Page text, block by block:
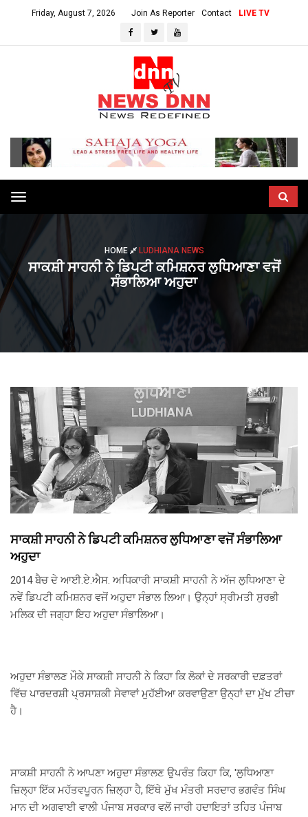
Friday, August 7, 2026 Join As Reporter Contact LIVE TV
Toggle
navigation
HOME LUDHIANA NEWS
ਸਾਕਸ਼ੀ ਸਾਹਨੀ ਨੇ ਡਿਪਟੀ ਕਮਿਸ਼ਨਰ ਲੁਧਿਆਣਾ ਵਜੋਂ
ਸੰਭਾਲਿਆ ਅਹੁਦਾ
ਸਾਕਸ਼ੀ ਸਾਹਨੀ ਨੇ ਡਿਪਟੀ ਕਮਿਸ਼ਨਰ ਲੁਧਿਆਣਾ ਵਜੋਂ ਸੰਭਾਲਿਆ
ਅਹੁਦਾ
2014 ਬੈਚ ਦੇ ਆਈ.ਏ.ਐਸ. ਅਧਿਕਾਰੀ ਸਾਕਸ਼ੀ ਸਾਹਨੀ ਨੇ ਅੱਜ ਲੁਧਿਆਣਾ ਦੇ
ਨਵੇਂ ਡਿਪਟੀ ਕਮਿਸ਼ਨਰ ਵਜੋਂ ਅਹੁਦਾ ਸੰਭਾਲ ਲਿਆ। ਉਨ੍ਹਾਂ ਸ੍ਰੀਮਤੀ ਸੁਰਭੀ
ਮਲਿਕ ਦੀ ਜਗ੍ਹਾ ਇਹ ਅਹੁਦਾ ਸੰਭਾਲਿਆ।
ਅਹੁਦਾ ਸੰਭਾਲਣ ਮੌਕੇ ਸਾਕਸ਼ੀ ਸਾਹਨੀ ਨੇ ਕਿਹਾ ਕਿ ਲੋਕਾਂ ਦੇ ਸਰਕਾਰੀ ਦਫ਼ਤਰਾਂ
ਵਿੱਚ ਪਾਰਦਰਸ਼ੀ ਪ੍ਰਸਾਸ਼ਕੀ ਸੇਵਾਵਾਂ ਮੁਹੱਈਆ ਕਰਵਾਉਣਾ ਉਨ੍ਹਾਂ ਦਾ ਮੁੱਖ ਟੀਚਾ
ਹੈ।
ਸਾਕਸ਼ੀ ਸਾਹਨੀ ਨੇ ਆਪਣਾ ਅਹੁਦਾ ਸੰਭਾਲਣ ਉਪਰੰਤ ਕਿਹਾ ਕਿ, 'ਲੁਧਿਆਣਾ
ਜ਼ਿਲ੍ਹਾ ਇੱਕ ਮਹੱਤਵਪੂਰਨ ਜ਼ਿਲ੍ਹਾ ਹੈ, ਇੱਥੇ ਮੁੱਖ ਮੰਤਰੀ ਸਰਦਾਰ ਭਗਵੰਤ ਸਿੰਘ
ਮਾਨ ਦੀ ਅਗਵਾਈ ਵਾਲੀ ਪੰਜਾਬ ਸਰਕਾਰ ਵਲੋਂ ਜਾਰੀ ਹਦਾਇਤਾਂ ਤਹਿਤ ਪੰਜਾਬ